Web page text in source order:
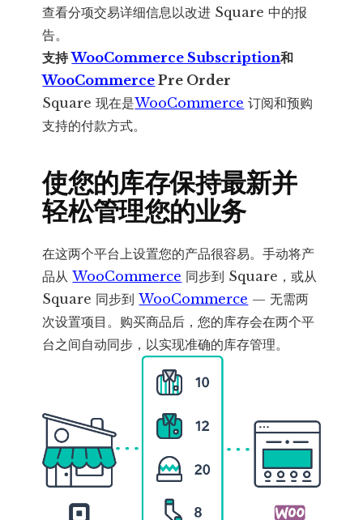
查看分项交易详细信息以改进 Square 中的报
告。
支持WooCommerce Subscription和
WooCommerce Pre Order
Square 现在是WooCommerce 订阅和预购
支持的付款方式。
使您的库存保持最新并
轻松管理您的业务
在这两个平台上设置您的产品很容易。手动将产
品从WooCommerce 同步到 Square，或从
Square 同步到WooCommerce — 无需两
次设置项目。购买商品后，您的库存会在两个平
台之间自动同步，以实现准确的库存管理。